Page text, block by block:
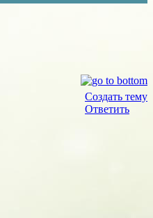
Создать тему
Ответить